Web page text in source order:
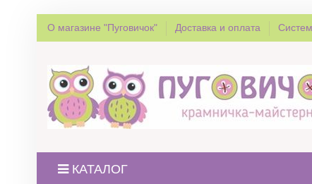
О магазине "Пуговичок" Доставка и оплата
КАТАЛОГ